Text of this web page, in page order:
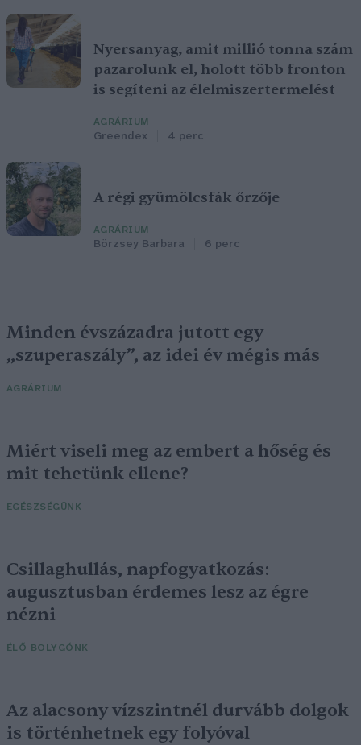
Nyersanyag, amit millió tonna szám
pazarolunk el, holott több fronton
is segíteni az élelmiszertermelést
AGRÁRIUM
Greendex 4 perc
A régi gyümölcsfák őrzője
AGRÁRIUM
Börzsey Barbara 6 perc
Minden évszázadra jutott egy
„szuperaszály”, az idei év mégis más
AGRÁRIUM
Miért viseli meg az embert a hőség és
mit tehetünk ellene?
EGÉSZSÉGÜNK
Csillaghullás, napfogyatkozás:
augusztusban érdemes lesz az égre
nézni
ÉLŐ BOLYGÓNK
Az alacsony vízszintnél durvább dolgok
is történhetnek egy folyóval